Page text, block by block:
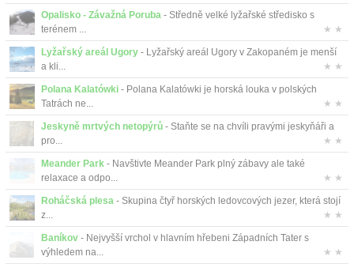
Opalisko - Závažná Poruba - Středně velké lyžařské středisko s
terénem ...
★ ★
Lyžařský areál Ugory - Lyžařský areál Ugory v Zakopaném je menší
a kli...
★ ★
Polana Kalatówki - Polana Kalatówki je horská louka v polských
Tatrách ne...
★ ★
Jeskyně mrtvých netopýrů - Staňte se na chvíli pravými jeskyňáři a
pro...
★ ★
Meander Park - Navštivte Meander Park plný zábavy ale také
relaxace a odpo...
★ ★
Roháčská plesa - Skupina čtyř horských ledovcových jezer, která stojí
z...
★ ★
Baníkov - Nejvyšší vrchol v hlavním hřebeni Západních Tater s
výhledem na...
★ ★